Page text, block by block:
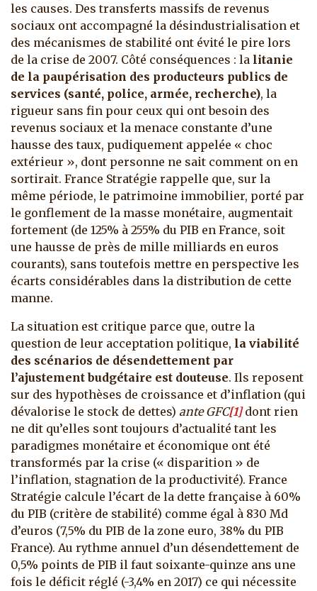
les causes. Des transferts massifs de revenus
sociaux ont accompagné la désindustrialisation et
des mécanismes de stabilité ont évité le pire lors
de la crise de 2007. Côté conséquences : la litanie
de la paupérisation des producteurs publics de
services (santé, police, armée, recherche), la
rigueur sans fin pour ceux qui ont besoin des
revenus sociaux et la menace constante d’une
hausse des taux, pudiquement appelée « choc
extérieur », dont personne ne sait comment on en
sortirait. France Stratégie rappelle que, sur la
même période, le patrimoine immobilier, porté par
le gonflement de la masse monétaire, augmentait
fortement (de 125% à 255% du PIB en France, soit
une hausse de près de mille milliards en euros
courants), sans toutefois mettre en perspective les
écarts considérables dans la distribution de cette
manne.
La situation est critique parce que, outre la
question de leur acceptation politique, la viabilité
des scénarios de désendettement par
l’ajustement budgétaire est douteuse. Ils reposent
sur des hypothèses de croissance et d’inflation (qui
dévalorise le stock de dettes) ante GFC[1]dont rien
ne dit qu’elles sont toujours d’actualité tant les
paradigmes monétaire et économique ont été
transformés par la crise (« disparition » de
l’inflation, stagnation de la productivité). France
Stratégie calcule l’écart de la dette française à 60%
du PIB (critère de stabilité) comme égal à 830 Md
d’euros (7,5% du PIB de la zone euro, 38% du PIB
France). Au rythme annuel d’un désendettement de
0,5% points de PIB il faut soixante-quinze ans une
fois le déficit réglé (-3,4% en 2017) ce qui nécessite